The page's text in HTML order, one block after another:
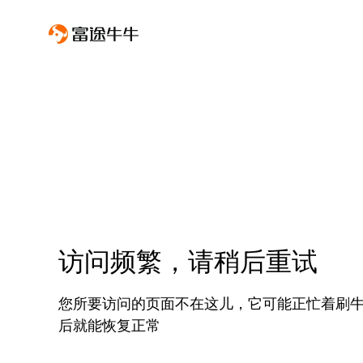
访问频繁，请稍后重试
您所要访问的页面不在这儿，它可能正忙着刷
后就能恢复正常